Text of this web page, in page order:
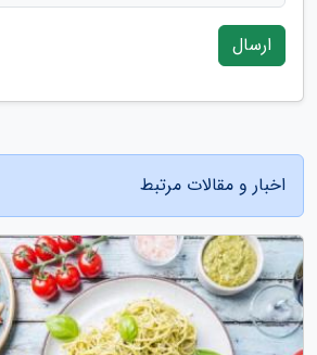
ارسال
اخبار و مقالات مرتبط